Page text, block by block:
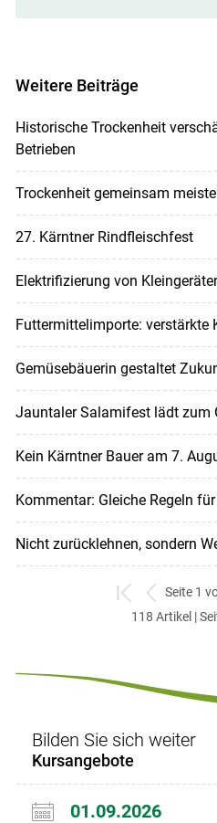
Weitere Beiträge
Historische Trockenheit
Betrieben
Trockenheit gemeinsam
27. Kärntner Rindfleischfest
Elektrifizierung von
Futtermittelimporte: verstärkte
Gemüsebäuerin gestaltet
Jauntaler Salamifest lädt zum
Kein Kärntner Bauer am 7.
Kommentar: Gleiche Regeln
Nicht zurücklehnen, sondern
zum
ersten
zurück
zum
Seite 1
118 Artikel |
Bilden Sie sich weiter
Kursangebote
01.09.2026